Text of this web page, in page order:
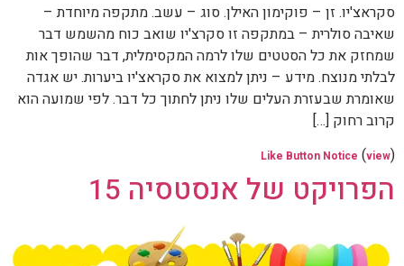
סקראצ'יו. זן – פוקימון האילן. סוג – עשב. מתקפה מיוחדת –
שאיבה סולרית – במתקפה זו סקרצ'יו שואב כוח מהשמש דבר
שמחזק את כל הסטטים שלו לרמה המקסימלית, דבר שהופך אות
לבלתי מנוצח. מידע – ניתן למצוא את סקראצ'יו ביערות. יש אגדה
שאומרת שבעזרת העלים שלו ניתן לחתוך כל דבר. לפי שמועה הוא
קרוב רחוק […]
Like Button Notice (view)
הפרויקט של אנסטסיה 15